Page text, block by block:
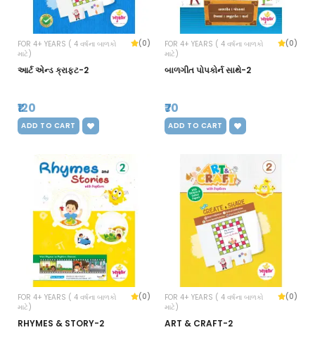
FOR 4+ YEARS ( 4 વર્ષના બાળકો
માટે)
(0)
આર્ટ એન્ડ ક્રાફ્ટ-2
₹120
ADD TO CART
FOR 4+ YEARS ( 4 વર્ષના બાળકો
માટે)
(0)
બાળગીત પોપકોર્ન સાથે-2
₹70
ADD TO CART
FOR 4+ YEARS ( 4 વર્ષના બાળકો
માટે)
(0)
RHYMES & STORY-2
FOR 4+ YEARS ( 4 વર્ષના બાળકો
માટે)
(0)
ART & CRAFT-2